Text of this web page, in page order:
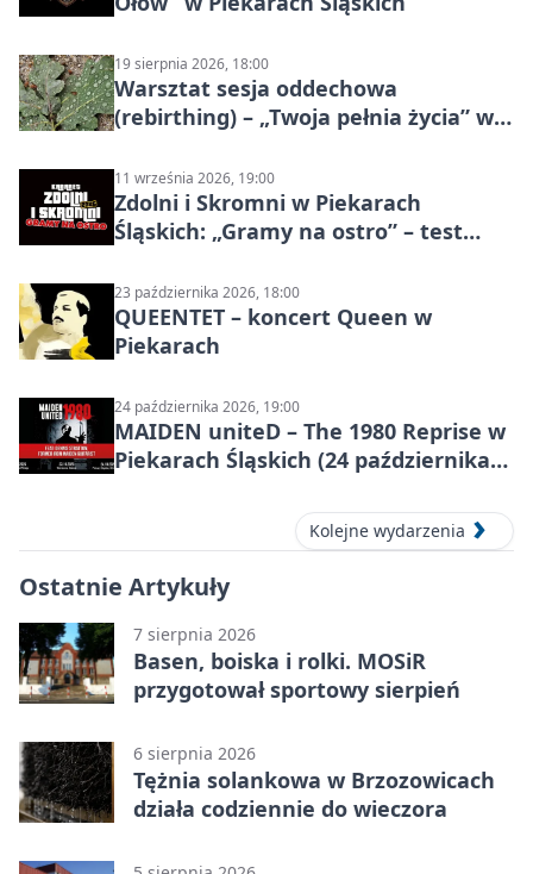
19 sierpnia 2026, 18:00
Warsztat sesja oddechowa
(rebirthing) – „Twoja pełnia życia” w
11 września 2026, 19:00
Zdolni i Skromni w Piekarach
Śląskich: „Gramy na ostro” – test
23 października 2026, 18:00
QUEENTET – koncert Queen w
Piekarach
24 października 2026, 19:00
MAIDEN uniteD – The 1980 Reprise w
Piekarach Śląskich (24 października
Kolejne wydarzenia
Ostatnie Artykuły
7 sierpnia 2026
Basen, boiska i rolki. MOSiR
przygotował sportowy sierpień
6 sierpnia 2026
Tężnia solankowa w Brzozowicach
działa codziennie do wieczora